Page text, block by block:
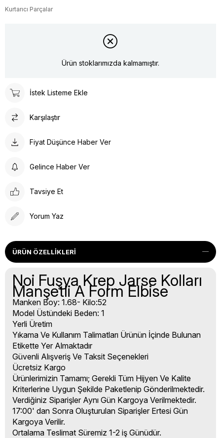
Kurtarıcı Parçalar
Ürün stoklarımızda kalmamıştır.
İstek Listeme Ekle
Karşılaştır
Fiyat Düşünce Haber Ver
Gelince Haber Ver
Tavsiye Et
Yorum Yaz
ÜRÜN ÖZELLIKLERI
Noi Fuşya Krep Jarse Kolları
Manşetli A Form Elbise
Manken Boy: 1.68- Kilo:52
Model Üstündeki Beden: 1
Yerli Üretim
Yıkama Ve Kullanım Talimatları Ürünün İçinde Bulunan
Etikette Yer Almaktadır
Güvenli Alışveriş Ve Taksit Seçenekleri
Ücretsiz Kargo
Ürünlerimizin Tamamı; Gerekli Tüm Hijyen Ve Kalite
Kriterlerine Uygun Şekilde Paketlenip Gönderilmektedir.
Verdiğiniz Siparişler Aynı Gün Kargoya Verilmektedir.
17:00' dan Sonra Oluşturulan Siparişler Ertesi Gün
Kargoya Verilir.
Ortalama Teslimat Süremiz 1-2 iş Günüdür.